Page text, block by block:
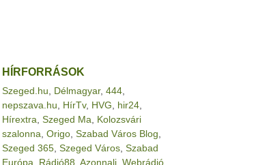
HÍRFORRÁSOK
Szeged.hu Délmagyar, 444
nepszava.hu
HírTv, HVG hir24
Hírextra Szeged Ma
Kolozsvári
szalonna Origo Szabad Város Blog
Szeged 365 Szeged Város Szabad
Európa
Rádió88 Azonnali Webrádió